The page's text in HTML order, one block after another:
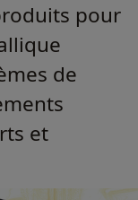
pour
de
et